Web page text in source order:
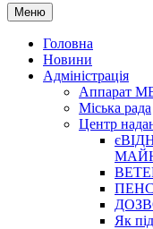
Меню Skip
to
content
Головна
Новини
Адміністрація
Аппарат
Міська рада
Центр
Як